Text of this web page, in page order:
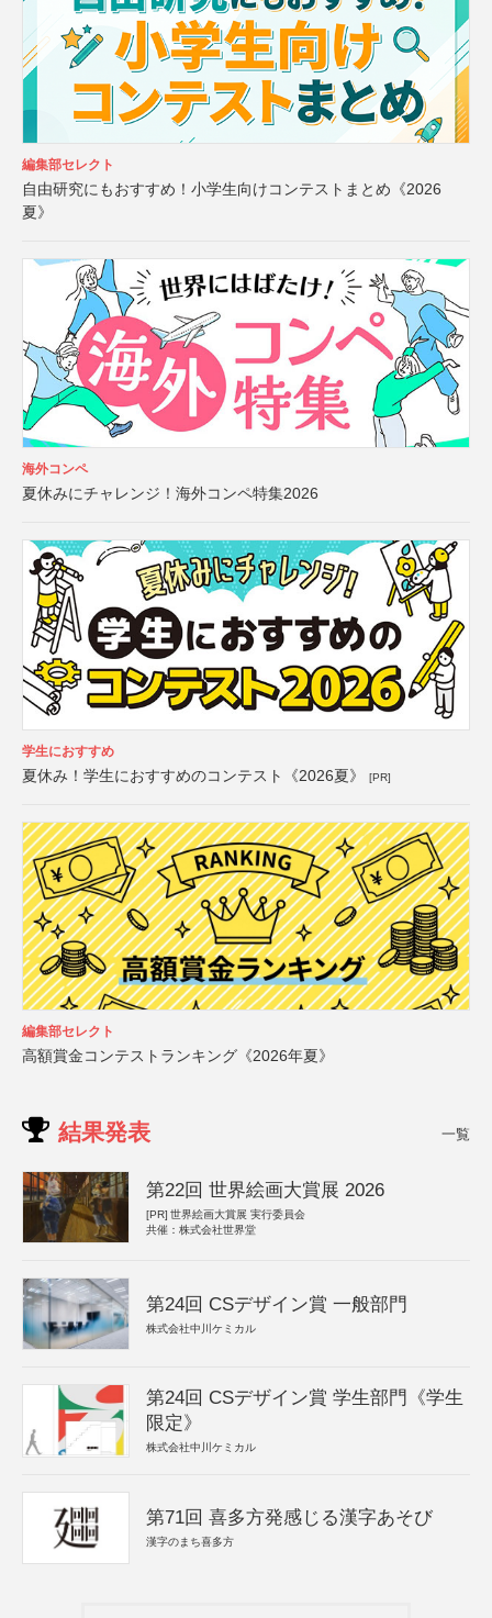
編集部セレクト
自由研究にもおすすめ！小学生向けコンテストまとめ《2026
夏》
海外コンペ
夏休みにチャレンジ！海外コンペ特集2026
学生におすすめ
夏休み！学生におすすめのコンテスト《2026夏》 [PR]
編集部セレクト
高額賞金コンテストランキング《2026年夏》
結果発表 一覧
第22回 世界絵画大賞展 2026
[PR] 世界絵画大賞展 実行委員会
共催：株式会社世界堂
第24回 CSデザイン賞 一般部門
株式会社中川ケミカル
第24回 CSデザイン賞 学生部門《学生
限定》
株式会社中川ケミカル
第71回 喜多方発感じる漢字あそび
漢字のまち喜多方